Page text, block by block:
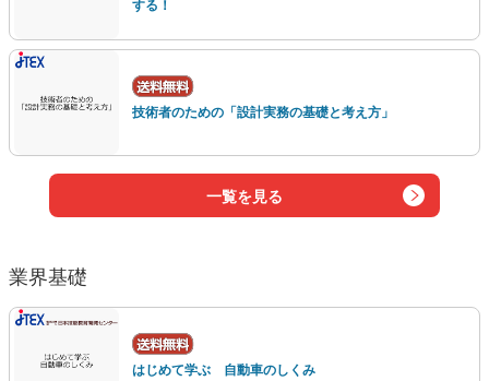
する！
技術者のための「設計実務の基礎と考え方」
一覧を見る
業界基礎
はじめて学ぶ 自動車のしくみ